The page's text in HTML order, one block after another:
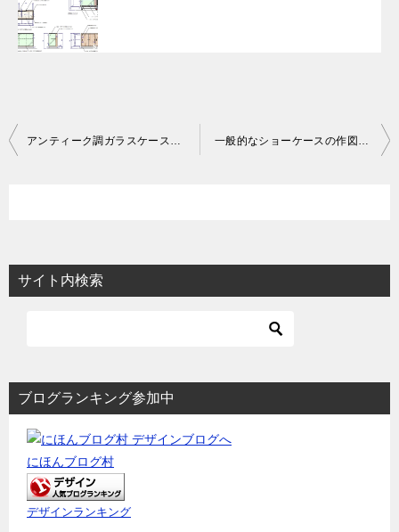
投
ー
アンティーク調ガラスケースの作図事例 一般的なショーケースの作図事例
サイト内検索
ブログランキング参加中
にほんブログ村
デザインランキング